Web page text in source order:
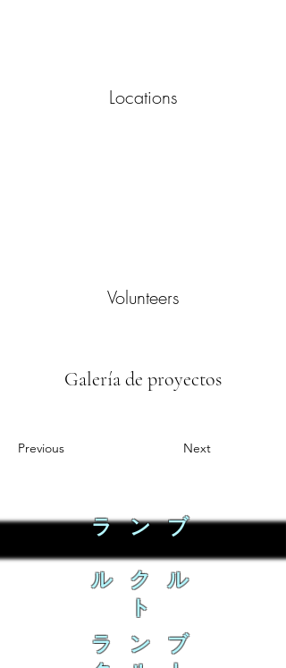
Locations
Volunteers
Galería de proyectos
Previous Next
ラ ン ブ
ル ク ル
ト
ラ ン ブ